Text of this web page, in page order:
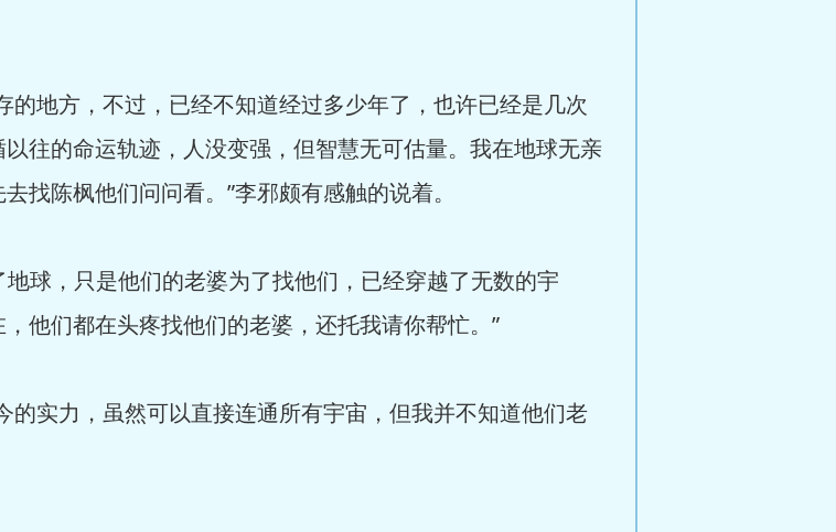
地方，不过，已经不知道经过多少年了，也许已经是几次
往的命运轨迹，人没变强，但智慧无可估量。我在地球无亲
找陈枫他们问问看。”李邪颇有感触的说着。
球，只是他们的老婆为了找他们，已经穿越了无数的宇
他们都在头疼找他们的老婆，还托我请你帮忙。”
实力，虽然可以直接连通所有宇宙，但我并不知道他们老